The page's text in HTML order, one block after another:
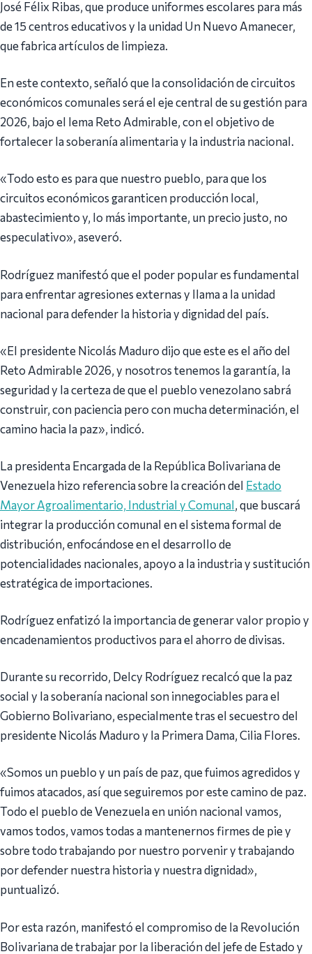
José Félix Ribas, que produce uniformes escolares para más
de 15 centros educativos y la unidad Un Nuevo Amanecer,
que fabrica artículos de limpieza.
En este contexto, señaló que la consolidación de circuitos
económicos comunales será el eje central de su gestión para
2026, bajo el lema Reto Admirable, con el objetivo de
fortalecer la soberanía alimentaria y la industria nacional.
«Todo esto es para que nuestro pueblo, para que los
circuitos económicos garanticen producción local,
abastecimiento y, lo más importante, un precio justo, no
especulativo», aseveró.
Rodríguez manifestó que el poder popular es fundamental
para enfrentar agresiones externas y llama a la unidad
nacional para defender la historia y dignidad del país.
«El presidente Nicolás Maduro dijo que este es el año del
Reto Admirable 2026, y nosotros tenemos la garantía, la
seguridad y la certeza de que el pueblo venezolano sabrá
construir, con paciencia pero con mucha determinación, el
camino hacia la paz», indicó.
La presidenta Encargada de la República Bolivariana de
Venezuela hizo referencia sobre la creación del Estado
Mayor Agroalimentario, Industrial y Comunal , que buscará
integrar la producción comunal en el sistema formal de
distribución, enfocándose en el desarrollo de
potencialidades nacionales, apoyo a la industria y sustitución
estratégica de importaciones.
Rodríguez enfatizó la importancia de generar valor propio y
encadenamientos productivos para el ahorro de divisas.
Durante su recorrido, Delcy Rodríguez recalcó que la paz
social y la soberanía nacional son innegociables para el
Gobierno Bolivariano, especialmente tras el secuestro del
presidente Nicolás Maduro y la Primera Dama, Cilia Flores.
«Somos un pueblo y un país de paz, que fuimos agredidos y
fuimos atacados, así que seguiremos por este camino de paz.
Todo el pueblo de Venezuela en unión nacional vamos,
vamos todos, vamos todas a mantenernos firmes de pie y
sobre todo trabajando por nuestro porvenir y trabajando
por defender nuestra historia y nuestra dignidad»,
puntualizó.
Por esta razón, manifestó el compromiso de la Revolución
Bolivariana de trabajar por la liberación del jefe de Estado y